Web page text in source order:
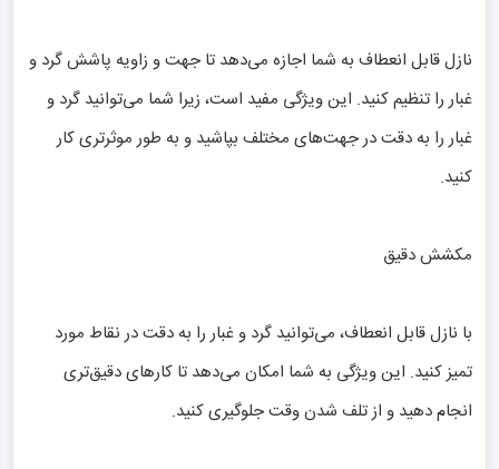
نازل قابل انعطاف به شما اجازه می‌دهد تا جهت و زاویه پاشش گرد و
غبار را تنظیم کنید. این ویژگی مفید است، زیرا شما می‌توانید گرد و
غبار را به دقت در جهت‌های مختلف بپاشید و به طور موثرتری کار
کنید.
مکشش دقیق
با نازل قابل انعطاف، می‌توانید گرد و غبار را به دقت در نقاط مورد
تمیز کنید. این ویژگی به شما امکان می‌دهد تا کارهای دقیق‌تری
انجام دهید و از تلف شدن وقت جلوگیری کنید.